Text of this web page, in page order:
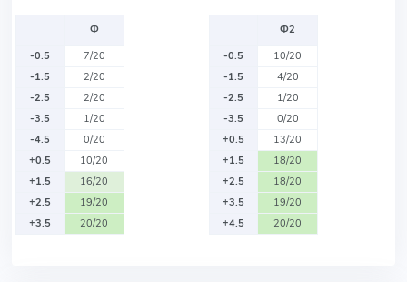
Ф
-0.5
7/20
-1.5
2/20
-2.5
2/20
-3.5
1/20
-4.5
0/20
+0.5
10/20
+1.5
16/20
+2.5
19/20
+3.5
20/20
Ф2
-0.5
10/20
-1.5
4/20
-2.5
1/20
-3.5
0/20
+0.5
13/20
+1.5
18/20
+2.5
18/20
+3.5
19/20
+4.5
20/20